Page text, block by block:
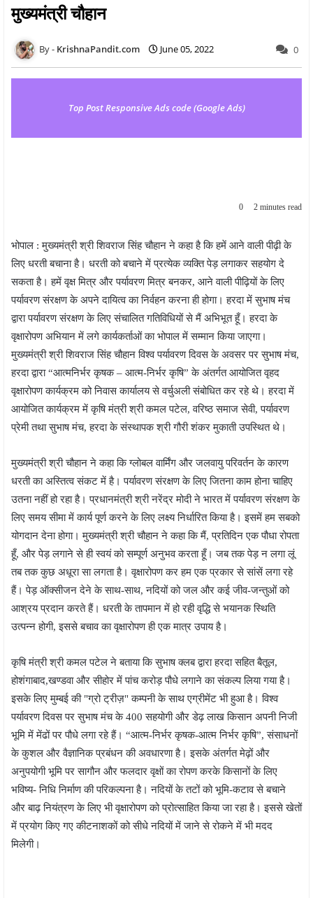
मुख्यमंत्री चौहान
KrishnaPandit.com June 05, 2022 0
Top Post Responsive Ads code (Google Ads)
0 2 minutes read
भोपाल : मुख्यमंत्री श्री शिवराज सिंह चौहान ने कहा है कि हमें आने वाली पीढ़ी के
लिए धरती बचाना है। धरती को बचाने में प्रत्येक व्यक्ति पेड़ लगाकर सहयोग दे
सकता है। हमें वृक्ष मित्र और पर्यावरण मित्र बनकर, आने वाली पीढ़ियों के लिए
पर्यावरण संरक्षण के अपने दायित्व का निर्वहन करना ही होगा। हरदा में सुभाष मंच
द्वारा पर्यावरण संरक्षण के लिए संचालित गतिविधियों से मैं अभिभूत हूँ। हरदा के
वृक्षारोपण अभियान में लगे कार्यकर्ताओं का भोपाल में सम्मान किया जाएगा।
मुख्यमंत्री श्री शिवराज सिंह चौहान विश्व पर्यावरण दिवस के अवसर पर सुभाष मंच,
हरदा द्वारा “आत्मनिर्भर कृषक – आत्म-निर्भर कृषि” के अंतर्गत आयोजित वृहद
वृक्षारोपण कार्यक्रम को निवास कार्यालय से वर्चुअली संबोधित कर रहे थे। हरदा में
आयोजित कार्यक्रम में कृषि मंत्री श्री कमल पटेल, वरिष्ठ समाज सेवी, पर्यावरण
प्रेमी तथा सुभाष मंच, हरदा के संस्थापक श्री गौरी शंकर मुकाती उपस्थित थे।
मुख्यमंत्री श्री चौहान ने कहा कि ग्लोबल वार्मिंग और जलवायु परिवर्तन के कारण
धरती का अस्तित्व संकट में है। पर्यावरण संरक्षण के लिए जितना काम होना चाहिए
उतना नहीं हो रहा है। प्रधानमंत्री श्री नरेंद्र मोदी ने भारत में पर्यावरण संरक्षण के
लिए समय सीमा में कार्य पूर्ण करने के लिए लक्ष्य निर्धारित किया है। इसमें हम सबको
योगदान देना होगा। मुख्यमंत्री श्री चौहान ने कहा कि मैं, प्रतिदिन एक पौधा रोपता
हूँ, और पेड़ लगाने से ही स्वयं को सम्पूर्ण अनुभव करता हूँ। जब तक पेड़ न लगा लूं
तब तक कुछ अधूरा सा लगता है। वृक्षारोपण कर हम एक प्रकार से सांसें लगा रहे
हैं। पेड़ ऑक्सीजन देने के साथ-साथ, नदियों को जल और कई जीव-जन्तुओं को
आश्रय प्रदान करते हैं। धरती के तापमान में हो रही वृद्धि से भयानक स्थिति
उत्पन्न होगी, इससे बचाव का वृक्षारोपण ही एक मात्र उपाय है।
कृषि मंत्री श्री कमल पटेल ने बताया कि सुभाष क्लब द्वारा हरदा सहित बैतूल,
होशंगाबाद,खण्डवा और सीहोर में पांच करोड़ पौधे लगाने का संकल्प लिया गया है।
इसके लिए मुम्बई की "ग्रो ट्रीज़" कम्पनी के साथ एग्रीमेंट भी हुआ है। विश्व
पर्यावरण दिवस पर सुभाष मंच के 400 सहयोगी और डेढ़ लाख किसान अपनी निजी
भूमि में मेंढों पर पौधे लगा रहे हैं। “आत्म-निर्भर कृषक-आत्म निर्भर कृषि”, संसाधनों
के कुशल और वैज्ञानिक प्रबंधन की अवधारणा है। इसके अंतर्गत मेढ़ों और
अनुपयोगी भूमि पर सागौन और फलदार वृक्षों का रोपण करके किसानों के लिए
भविष्य- निधि निर्माण की परिकल्पना है। नदियों के तटों को भूमि-कटाव से बचाने
और बाढ़ नियंत्रण के लिए भी वृक्षारोपण को प्रोत्साहित किया जा रहा है। इससे खेतों
में प्रयोग किए गए कीटनाशकों को सीधे नदियों में जाने से रोकने में भी मदद
मिलेगी।